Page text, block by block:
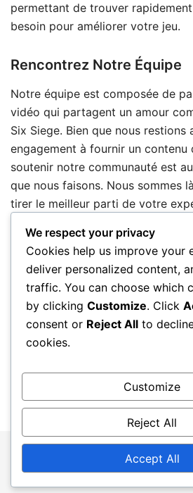
permettant de trouver
besoin pour améliorer votre jeu.
Rencontrez Notre Équipe
Notre équipe est composée de
vidéo qui partagent un amour
Six Siege. Bien que nous restions
engagement à fournir un contenu
soutenir notre communauté est
que nous faisons. Nous sommes
tirer le meilleur parti de votre
Explorez et Contactez-Nous
Nous vous invitons à explorer
découvrir tout ce que nous
des questions ou des suggestions,
nous contacter à
faisons de votre aventure dans
© 2026 lepin2023.fr.
We respect your privacy
Cookies help us improve your
deliver personalized content,
traffic. You can choose which
by clicking Customize. Click
consent or Reject All to
cookies.
Customize
Reject All
Accept All